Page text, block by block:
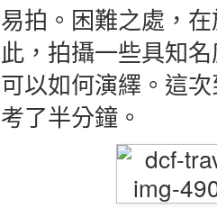
拍。困難之處，
，拍攝一些具知
以如何演繹。這
了半分鐘。